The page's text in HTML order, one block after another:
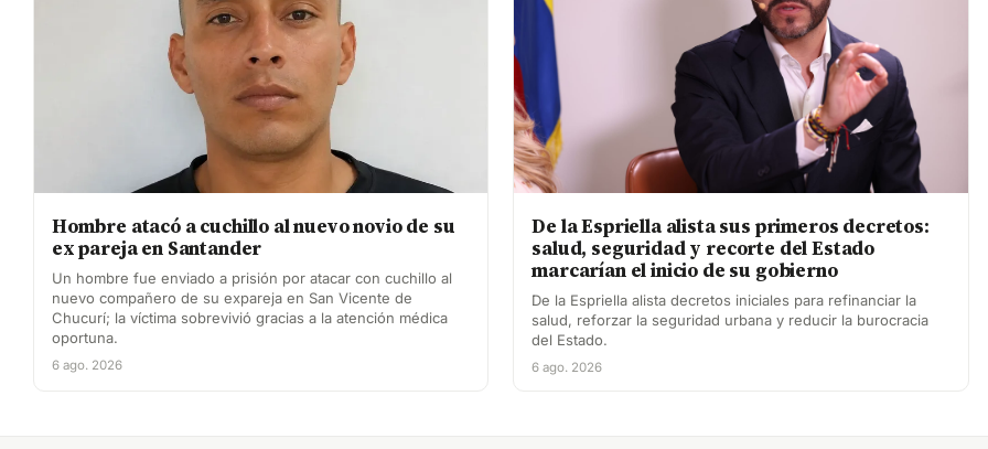
Hombre atacó a cuchillo al nuevo novio de su
ex pareja en Santander
Un hombre fue enviado a prisión por atacar con cuchillo al
nuevo compañero de su expareja en San Vicente de
Chucurí; la víctima sobrevivió gracias a la atención médica
oportuna.
6 ago. 2026
De la Espriella alista sus primeros decretos:
salud, seguridad y recorte del Estado
marcarían el inicio de su gobierno
De la Espriella alista decretos iniciales para refinanciar la
salud, reforzar la seguridad urbana y reducir la burocracia
del Estado.
6 ago. 2026